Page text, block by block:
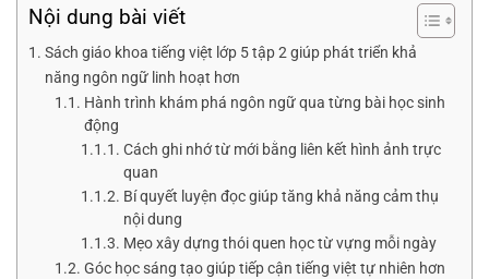
Nội dung bài viết
Sách giáo khoa tiếng việt lớp 5 tập 2 giúp phát triển khả
năng ngôn ngữ linh hoạt hơn
Hành trình khám phá ngôn ngữ qua từng bài học sinh
động
Cách ghi nhớ từ mới bằng liên kết hình ảnh trực
quan
Bí quyết luyện đọc giúp tăng khả năng cảm thụ
nội dung
Mẹo xây dựng thói quen học từ vựng mỗi ngày
Góc học sáng tạo giúp tiếp cận tiếng việt tự nhiên hơn